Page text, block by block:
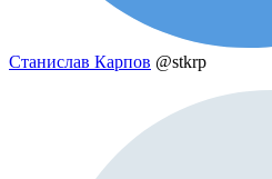
Станислав Карпов @stkrp